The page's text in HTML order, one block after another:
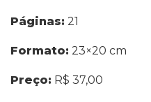
Páginas: 21
Formato: 23×20 cm
Preço: R$ 37,00